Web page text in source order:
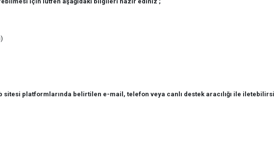
sitesi platformlarında belirtilen e-mail, telefon veya canlı destek aracılığı ile